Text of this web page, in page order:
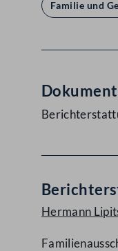
Familie und
Hermann